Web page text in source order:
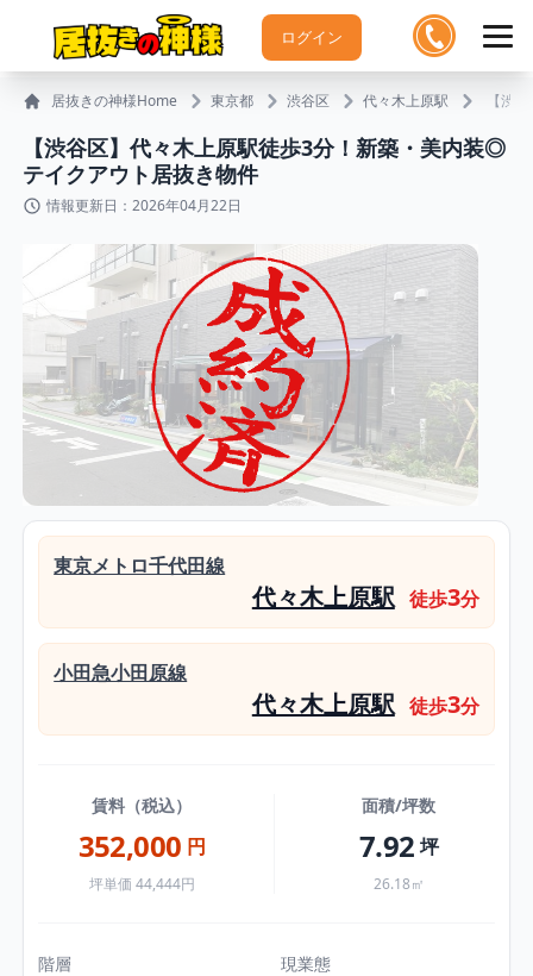
ログイン
居抜きの神様Home 東京都 渋谷区 代々木上原駅 【渋
【渋谷区】代々⽊上原駅徒歩3分！新築・美内装◎
テイクアウト居抜き物件
情報更新日：2026年04月22日
東京メトロ千代田線
代々木上原駅 徒歩3分
小田急小田原線
代々木上原駅 徒歩3分
賃料（税込）
352,000 円
坪単価 44,444円
面積/坪数
7.92 坪
26.18㎡
階層 現業態